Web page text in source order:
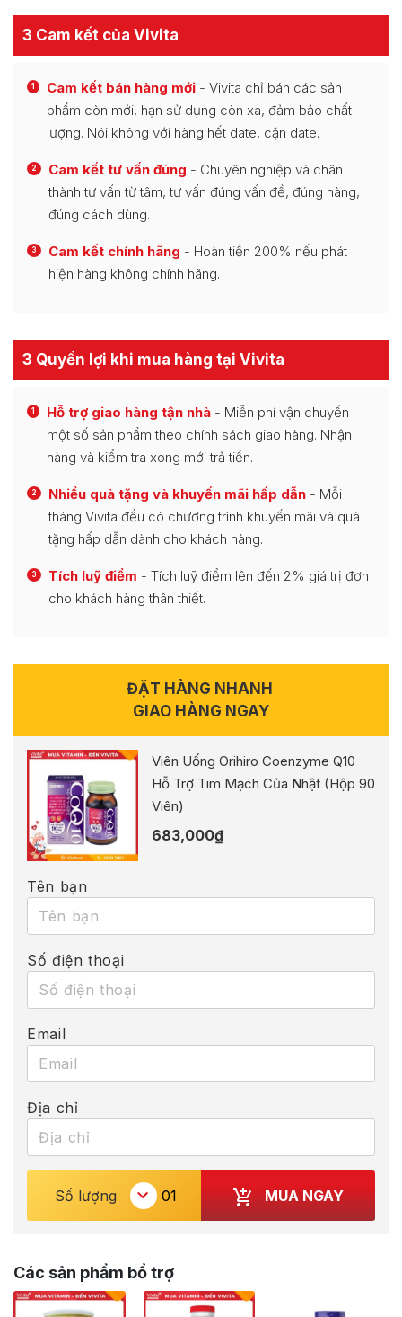
3 Cam kết của Vivita
1 Cam kết bán hàng mới - Vivita chỉ bán các sản
phẩm còn mới, hạn sử dụng còn xa, đảm bảo chất
lượng. Nói không với hàng hết date, cận date.
2 Cam kết tư vấn đúng - Chuyên nghiệp và chân
thành tư vấn từ tâm, tư vấn đúng vấn đề, đúng hàng,
đúng cách dùng.
3 Cam kết chính hãng - Hoàn tiền 200% nếu phát
hiện hàng không chính hãng.
3 Quyền lợi khi mua hàng tại Vivita
1 Hỗ trợ giao hàng tận nhà - Miễn phí vận chuyển
một số sản phẩm theo chính sách giao hàng. Nhận
hàng và kiểm tra xong mới trả tiền.
2 Nhiều quà tặng và khuyến mãi hấp dẫn - Mỗi
tháng Vivita đều có chương trình khuyến mãi và quà
tặng hấp dẫn dành cho khách hàng.
3 Tích luỹ điểm - Tích luỹ điểm lên đến 2% giá trị đơn
cho khách hàng thân thiết.
ĐẶT HÀNG NHANH
GIAO HÀNG NGAY
Viên Uống Orihiro Coenzyme Q10
Hỗ Trợ Tim Mạch Của Nhật (Hộp 90
Viên)
683,000₫
Tên bạn
Số điện thoại
Email
Địa chỉ
Số lượng MUA NGAY
Các sản phẩm bổ trợ